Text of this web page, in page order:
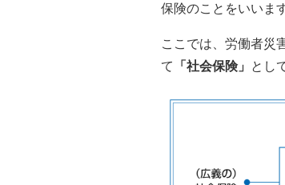
保険のことをいいます
ここでは、労働者災
て
「社会保険」 とし